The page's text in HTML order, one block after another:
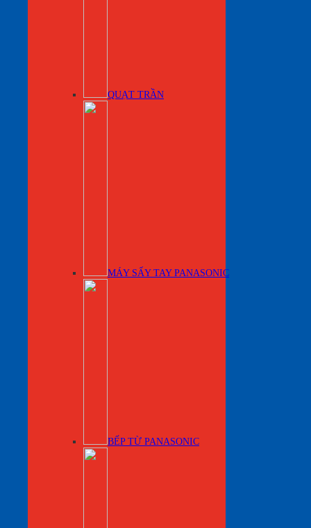
QUẠT TRẦN
MÁY SẤY TAY PANASONIC
BẾP TỪ PANASONIC